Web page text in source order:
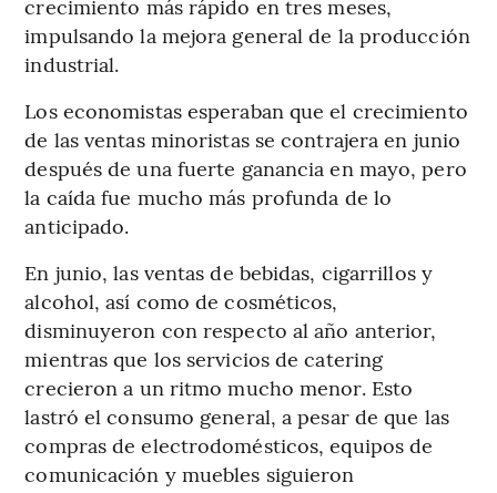
crecimiento más rápido en tres meses,
impulsando la mejora general de la producción
industrial.
Los economistas esperaban que el crecimiento
de las ventas minoristas se contrajera en junio
después de una fuerte ganancia en mayo, pero
la caída fue mucho más profunda de lo
anticipado.
En junio, las ventas de bebidas, cigarrillos y
alcohol, así como de cosméticos,
disminuyeron con respecto al año anterior,
mientras que los servicios de catering
crecieron a un ritmo mucho menor. Esto
lastró el consumo general, a pesar de que las
compras de electrodomésticos, equipos de
comunicación y muebles siguieron